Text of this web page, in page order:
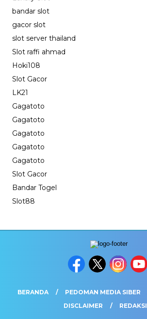
bandar slot
gacor slot
slot server thailand
Slot raffi ahmad
Hoki108
Slot Gacor
LK21
Gagatoto
Gagatoto
Gagatoto
Gagatoto
Gagatoto
Slot Gacor
Bandar Togel
Slot88
BERANDA PEDOMAN MEDIA SIBER
DISCLAIMER
REDAKSI